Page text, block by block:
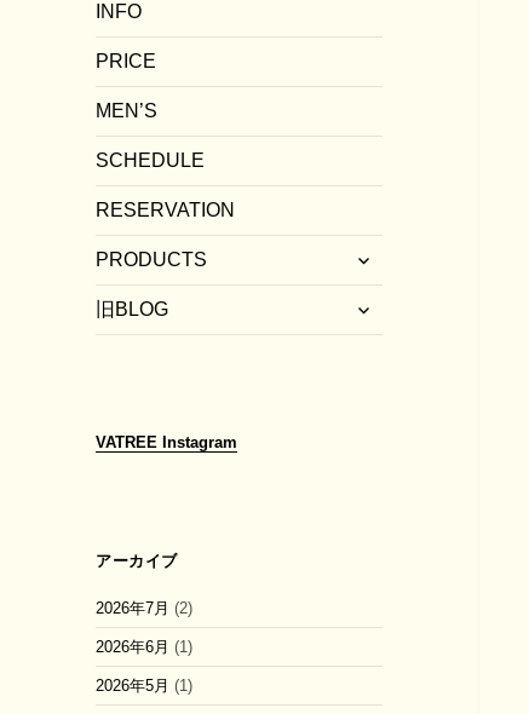
INFO
PRICE
MEN’S
SCHEDULE
RESERVATION
PRODUCTS
旧BLOG
VATREE Instagram
アーカイブ
2026年7月 (2)
2026年6月 (1)
2026年5月 (1)